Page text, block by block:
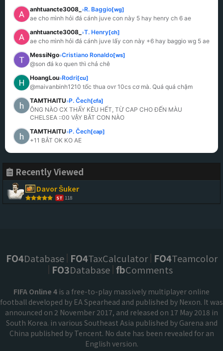
anhtuancte3008_ »R. Baggio[wg]
ae cho mình hỏi đá cánh juve con này 5 hay henry ch 6 ae
anhtuancte3008_ »T. Henry[ch]
ae cho mình hỏi đá cánh juve lấy con này +6 hay baggio wg 5 ae
MessiNgo»Cristiano Ronaldo[ws]
@son đá ko quen thì chả chê
HoangLou»Rodri[cu]
@maivanbinh1210 tốc thua ovr 10cs cơ mà. Quá quá chậm
TAMTHAITU»P. Čech[cfa]
ÔNG NÀO CX THẤY KÊU HẾT, TỪ CAP CHO ĐẾN MÀU
CHELSEA ::00 VẬY BẮT CON NÀO
TAMTHAITU»P. Čech[cap]
+11 BẮT OK KO AE
Recently Viewed
Davor Šuker
ST 118
FO4Database FO4TaxCalculator FO4Teamcolor
FO3Database fbComments
FIFA Online 4 is a free-to-play massively multiplayer online
football developed by EA Spearhead and published by Nexon. It was
announced on 2 November 2017, and released on 17 May 2018 in
South Korea. in various Southeast Asia published by Garena and
China published by Tencent. No date has been revealed for an
English version.